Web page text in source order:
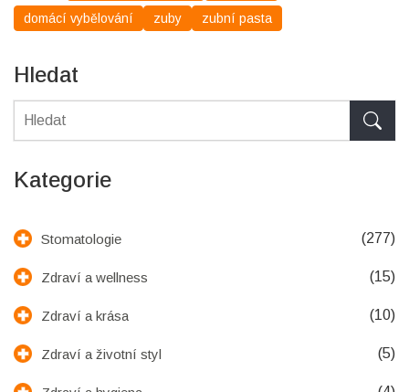
domácí vybělování zuby zubní pasta
Hledat
Kategorie
Stomatologie (277)
Zdraví a wellness (15)
Zdraví a krása (10)
Zdraví a životní styl (5)